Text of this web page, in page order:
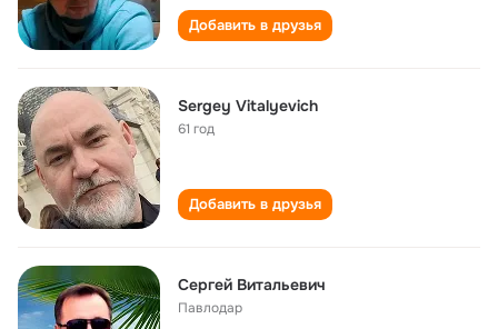
Добавить в друзья
Sergey Vitalyevich
61 год
Добавить в друзья
Сергей Витальевич
Павлодар